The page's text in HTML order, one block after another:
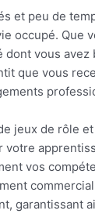
peu de
occupé. Que
vous
que vous
jeux de rôle
vos